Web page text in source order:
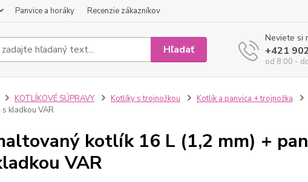
Panvice a horáky Recenzie zákazníkov
Hľadať
Neviete si
+421
od 8:00 -
KOTLÍKOVÉ SÚPRAVY Kotlíky s trojnožkou Kotlík a panvica + trojnožka
s kladkou VAR
kotlík 16 L (1,2 mm) +
VAR